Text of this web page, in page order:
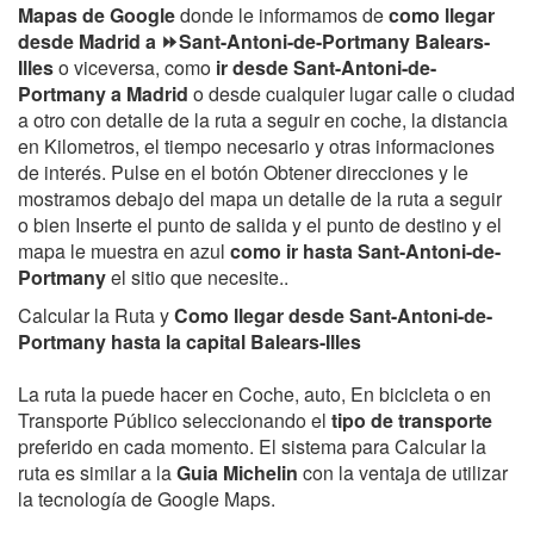
Mapas de Googledonde le informamos decomo llegar
desde Madrid a ⏩Sant-Antoni-de-Portmany Balears-
Illeso viceversa, como ir desde Sant-Antoni-de-
Portmany a Madrid o desde cualquier lugar calle o ciudad
a otro con detalle de la ruta a seguir en coche, la distancia
en Kilometros, el tiempo necesario y otras informaciones
de interés. Pulse en el botón Obtener direcciones y le
mostramos debajo del mapa un detalle de la ruta a seguir
o bien Inserte el punto de salida y el punto de destino y el
mapa le muestra en azul como ir hasta Sant-Antoni-de-
Portmanyel sitio que necesite..
Calcular la Ruta yComo llegar desde Sant-Antoni-de-
Portmany hasta la capital Balears-Illes
La ruta la puede hacer en Coche, auto, En bicicleta o en
Transporte Público seleccionando el tipo de transporte
preferido en cada momento. El sistema para Calcular la
ruta es similar a laGuia Michelin con la ventaja de utilizar
la tecnología de Google Maps.